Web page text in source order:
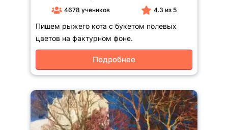
4678 учеников 4.3 из 5
Пишем рыжего кота с букетом полевых
цветов на фактурном фоне.
Подробнее